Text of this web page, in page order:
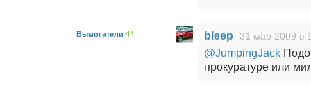
Вымогатели 44 bleep 31 мар 2009 в
@JumpingJack
прокуратуре или